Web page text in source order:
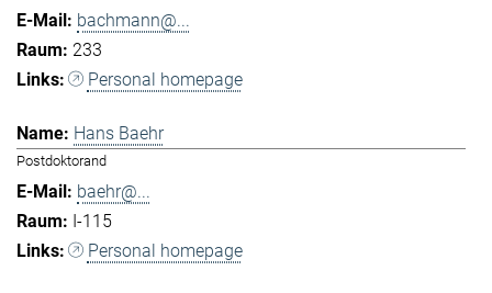
bachmann@...
233
Personal homepage
Hans Baehr
Postdoktorand
baehr@...
I-115
Personal homepage